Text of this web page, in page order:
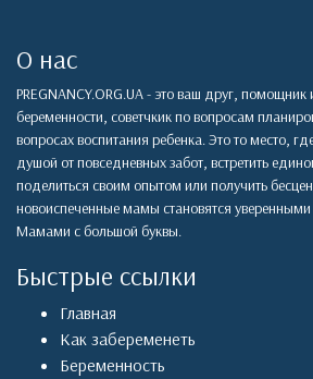
О нас
PREGNANCY.ORG.UA - это ваш друг, помощник
беременности, советчкик по вопросам
вопросах воспитания ребенка. Это то место,
душой от повседневных забот, встретить
поделиться своим опытом или получить
новоиспеченные мамы становятся
Мамами с большой буквы.
Быстрые ссылки
Главная
Как забеременеть
Беременность